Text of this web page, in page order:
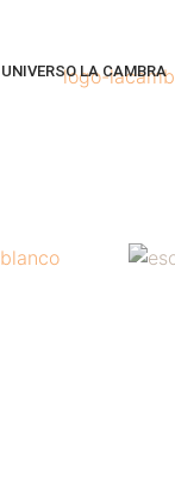
UNIVERSO LA CAMBRA